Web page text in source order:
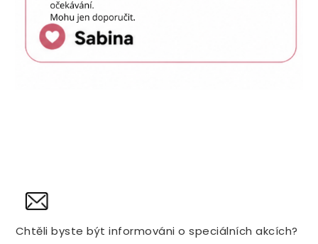
Chtěli byste být informováni o speciálních akcích?